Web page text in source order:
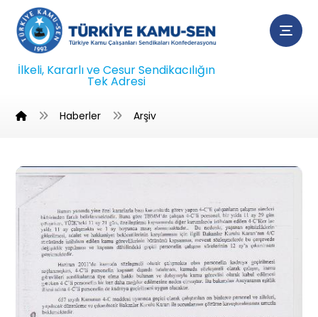
İlkeli, Kararlı ve Cesur Sendikacılığın
Tek Adresi
Haberler Arşiv